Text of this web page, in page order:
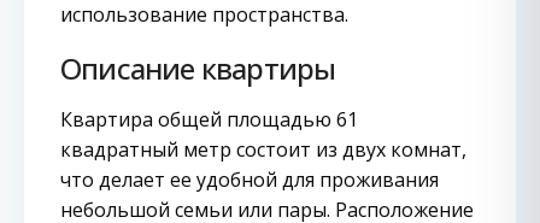
использование пространства.
Описание квартиры
Квартира общей площадью 61
квадратный метр состоит из двух комнат,
что делает ее удобной для проживания
небольшой семьи или пары. Расположение